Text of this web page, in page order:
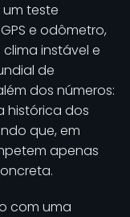
teste
e odômetro,
instável e
de
dos números:
histórica dos
que, em
apenas
com uma